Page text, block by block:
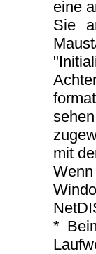
eine
Sie
mit
*